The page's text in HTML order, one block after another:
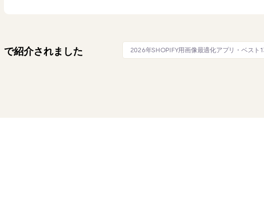
で紹介されました 2026年SHOPIFY用画像最適化アプリ・ベスト